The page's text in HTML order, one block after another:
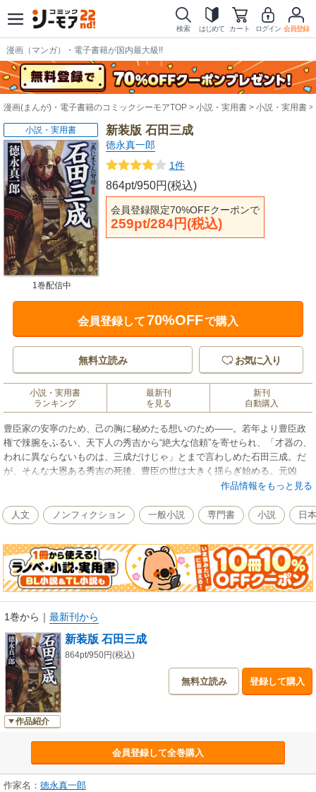
検索 はじめて カート ログイン 会員登録
漫画（マンガ）・電子書籍が国内最大級!!
漫画(まんが)・電子書籍のコミックシーモアTOP 小説・実用書 小説・実用書
新装版 石田三成
徳永真一郎
1件
864pt/950円(税込)
会員登録限定70%OFFクーポンで
259pt/284円(税込)
小説・実用書
1巻配信中
会員登録して70%OFFで購入
無料立読み お気に入り
小説・実用書
ランキング
最新刊
を見る
新刊
自動購入
豊臣家の安寧のため、己の胸に秘めたる想いのため――。若年より豊臣政
権で辣腕をふるい、天下人の秀吉から“絶大な信頼”を寄せられ、「才器の、
われに異ならないものは、三成だけじゃ」とまで言わしめた石田三成。だ
が、そんな大恩ある秀吉の死後、豊臣の世は大きく揺らぎ始める。元凶
は、五大老筆頭という地位からあらゆる権謀術数を尽くして天下を奪わん
吉の遺命”を託された三成しかいなかったのである。日の本を真っ二つに割
る天下分け目の決戦をしかけ、西軍を率いて“関ヶ原”へと突き進んだ義将の
書の構成】寵臣／聚楽第／佐和山城主／関白秀次／殺生関白／首切り奉行
／秀吉の死／前田利家の死去／佐和山隠退／密謀／宣戦布告／籠城戦／真
田一族／緒戦／関ヶ原／敗残（目次より）
作品情報をもっと見る
人文 ノンフィクション 一般小説 専門書 小説 日
1巻から ｜ 最新刊から
作品紹介
新装版 石田三成
864pt/950円(税込)
無料立読み 登録して購入
会員登録して全巻購入
作家名： 徳永真一郎